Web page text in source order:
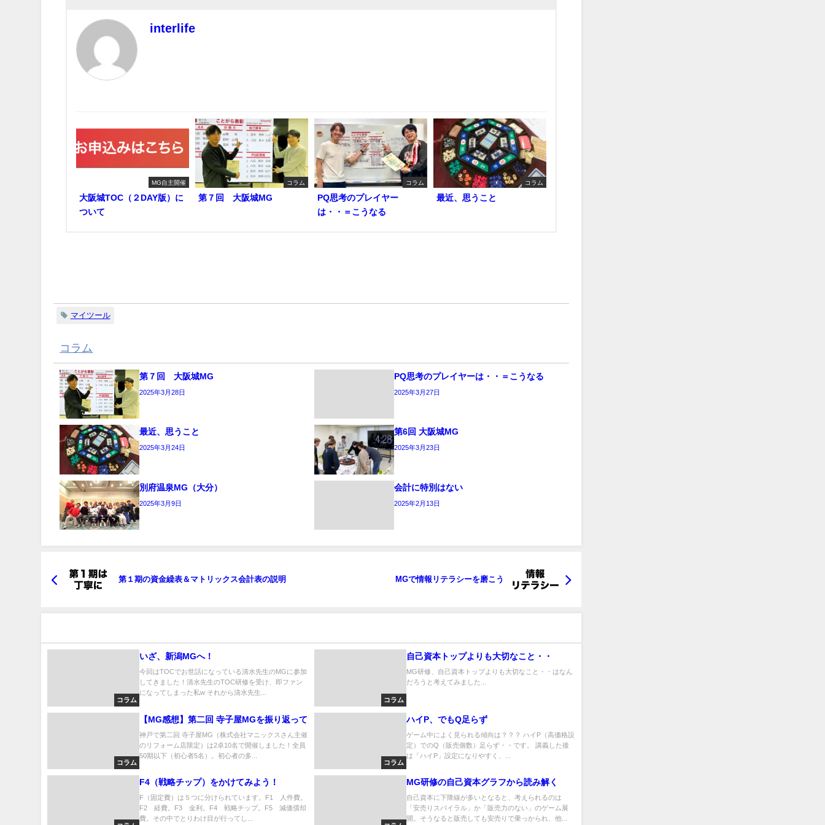
interlife
MG自主開催
大阪城TOC（２DAY版）に
ついて
コラム
第７回 大阪城MG
コラム
PQ思考のプレイヤー
は・・＝こうなる
コラム
最近、思うこと
マイツール
コラム
第７回 大阪城MG
2025年3月28日
PQ思考のプレイヤーは・・＝こうなる
2025年3月27日
最近、思うこと
2025年3月24日
第6回 大阪城MG
2025年3月23日
別府温泉MG（大分）
2025年3月9日
会計に特別はない
2025年2月13日
第１期の資金繰表＆マトリックス会計表の説明 MGで情報リテラシーを磨こう
コラム
いざ、新潟MGへ！
今回はTOCでお世話になっている清水先生のMGに参加
してきました！清水先生のTOC研修を受け、即ファン
になってしまった私w それから清水先生...
コラム
自己資本トップよりも大切なこと・・
MG研修、自己資本トップよりも大切なこと・・はなん
だろうと考えてみました...
コラム
【MG感想】第二回 寺子屋MGを振り返って
神戸で第二回 寺子屋MG（株式会社マニックスさん主催
のリフォーム店限定）は2卓10名で開催しました！全員
50期以下（初心者5名）。初心者の多...
コラム
ハイP、でもQ足らず
ゲーム中によく見られる傾向は？？？ ハイP（高価格設
定）でのQ（販売個数）足らず・・です。 講義した後
は「ハイP」設定になりやすく、...
F4（戦略チップ）をかけてみよう！
F（固定費）は５つに分けられています。F1 人件費。
F2 経費。F3 金利。F4 戦略チップ。F5 減価償却
費。その中でとりわけ目が行ってし...
MG研修の自己資本グラフから読み解く
自己資本に下降線が多いとなると、考えられるのは
「安売りスパイラル」か「販売力のない」のゲーム展
開。そうなると販売しても安売りで乗っかられ、他...